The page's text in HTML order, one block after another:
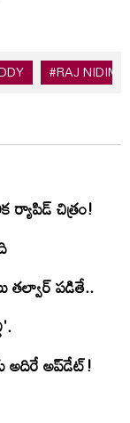
#RAJ
చిత్రం!
తల్వార్ పడితే..
అదిరే అప్‌డేట్!